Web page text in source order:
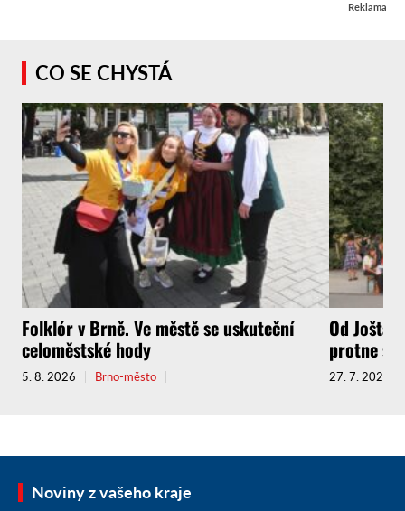
Reklama
CO SE CHYSTÁ
Folklór v Brně. Ve městě se uskuteční
celoměstské hody
5. 8. 2026 Brno-město
Od Jošta
protne
27. 7. 2026
Noviny z vašeho kraje